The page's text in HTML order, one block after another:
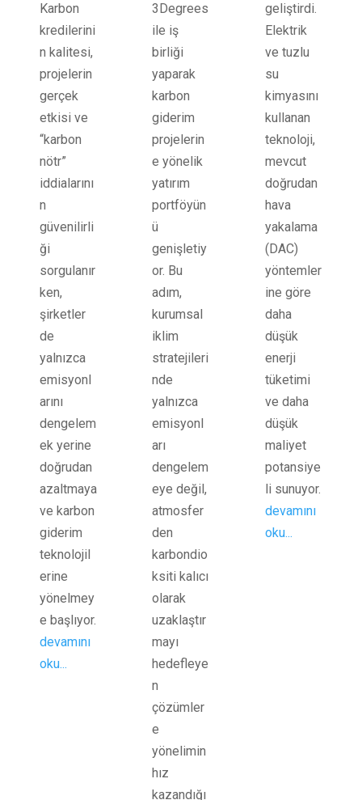
Karbon
kredilerini
n kalitesi,
projelerin
gerçek
etkisi ve
“karbon
nötr”
iddialarını
n
güvenilirli
ği
sorgulanır
ken,
şirketler
de
yalnızca
emisyonl
arını
dengelem
ek yerine
doğrudan
azaltmaya
ve karbon
giderim
teknolojil
erine
yönelmey
e başlıyor.
devamını
oku...
3Degrees
ile iş
birliği
yaparak
karbon
giderim
projelerin
e yönelik
yatırım
portföyün
ü
genişletiy
or. Bu
adım,
kurumsal
iklim
stratejileri
nde
yalnızca
emisyonl
arı
dengelem
eye değil,
atmosfer
den
karbondio
ksiti kalıcı
olarak
uzaklaştır
mayı
hedefleye
n
çözümler
e
yönelimin
hız
kazandığı
geliştirdi.
Elektrik
ve tuzlu
su
kimyasını
kullanan
teknoloji,
mevcut
doğrudan
hava
yakalama
(DAC)
yöntemler
ine göre
daha
düşük
enerji
tüketimi
ve daha
düşük
maliyet
potansiye
li sunuyor.
devamını
oku...